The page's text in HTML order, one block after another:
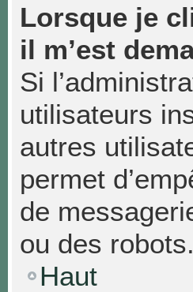
Lorsque je
il m’est
Si
utilisateurs
autres
permet
de
ou des robots.
Haut